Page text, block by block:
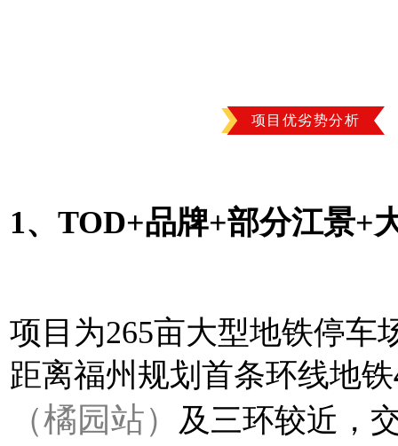
项目优劣势分析
1、TOD+品牌+部分江景+
项目为265亩大型地铁停车
距离福州规划首条环线地铁
（橘园站） 及三环较近，